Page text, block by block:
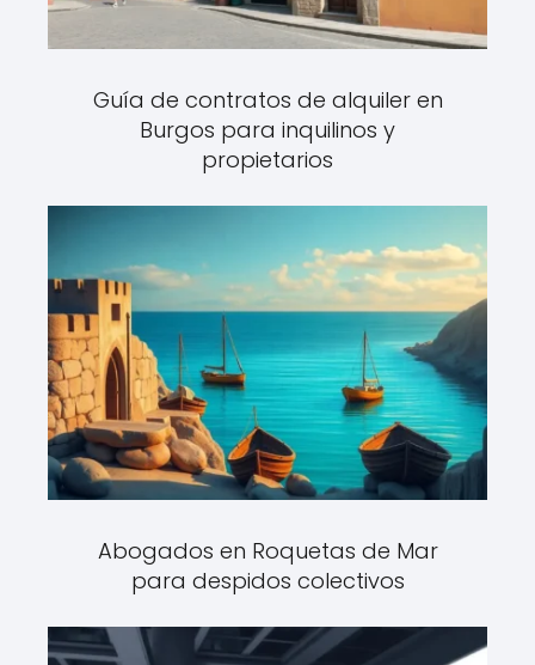
Guía de contratos de alquiler en
Burgos para inquilinos y
propietarios
Abogados en Roquetas de Mar
para despidos colectivos